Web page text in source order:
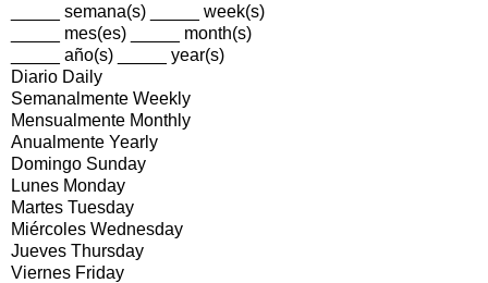
_____ semana(s) _____ week(s)
_____ mes(es) _____ month(s)
_____ año(s) _____ year(s)
Diario Daily
Semanalmente Weekly
Mensualmente Monthly
Anualmente Yearly
Domingo Sunday
Lunes Monday
Martes Tuesday
Miércoles Wednesday
Jueves Thursday
Viernes Friday